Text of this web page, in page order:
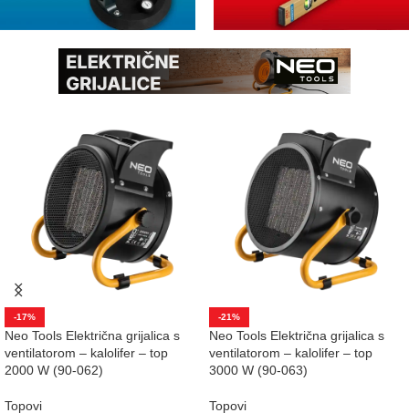
-17%
Neo Tools Električna grijalica s
ventilatorom – kalolifer – top
2000 W (90-062)
Topovi
-21%
Neo Tools Električna grijalica s
ventilatorom – kalolifer – top
3000 W (90-063)
Topovi